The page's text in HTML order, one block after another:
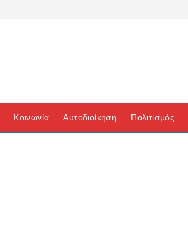
Κοινωνία Αυτοδιοίκηση Πολιτισμός